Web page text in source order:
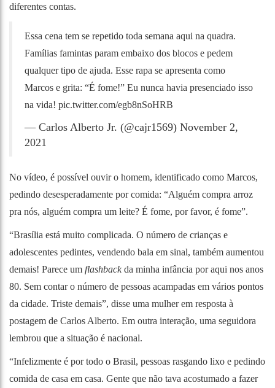
diferentes contas.
Essa cena tem se repetido toda semana aqui na quadra.
Famílias famintas param embaixo dos blocos e pedem
qualquer tipo de ajuda. Esse rapa se apresenta como
Marcos e grita: “É fome!” Eu nunca havia presenciado isso
na vida! pic.twitter.com/egb8nSoHRB
— Carlos Alberto Jr. (@cajr1569) November 2,
2021
No vídeo, é possível ouvir o homem, identificado como Marcos,
pedindo desesperadamente por comida: “Alguém compra arroz
pra nós, alguém compra um leite? É fome, por favor, é fome”.
“Brasília está muito complicada. O número de crianças e
adolescentes pedintes, vendendo bala em sinal, também aumentou
demais! Parece um flashbackda minha infância por aqui nos anos
80. Sem contar o número de pessoas acampadas em vários pontos
da cidade. Triste demais”, disse uma mulher em resposta à
postagem de Carlos Alberto. Em outra interação, uma seguidora
lembrou que a situação é nacional.
“Infelizmente é por todo o Brasil, pessoas rasgando lixo e pedindo
comida de casa em casa. Gente que não tava acostumado a fazer